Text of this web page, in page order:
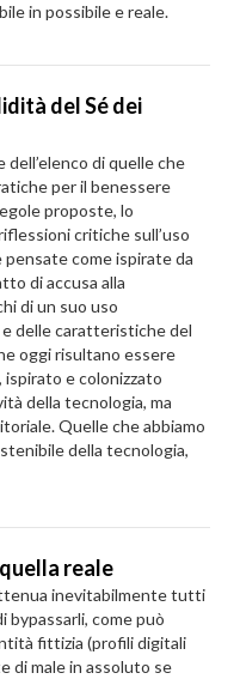
in possibile e reale.
del Sé dei
dell’elenco di quelle che
per il benessere
proposte, lo
critiche sull’uso
come ispirate da
di accusa alla
di un suo uso
delle caratteristiche del
oggi risultano essere
e colonizzato
della tecnologia, ma
Quelle che abbiamo
della tecnologia,
reale
inevitabilmente tutti
come può
fittizia (profili digitali
di male in assoluto se